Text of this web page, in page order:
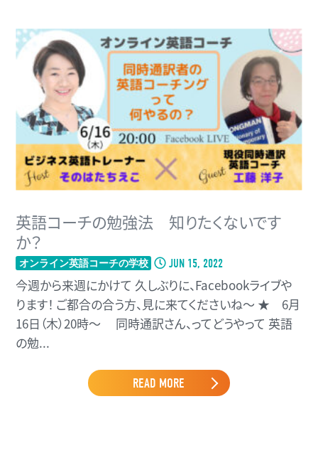
英語コーチの勉強法 知りたくないです
か？
オンライン英語コーチの学校 JUN 15, 2022
今週から来週にかけて 久しぶりに、Facebookライブや
ります！ ご都合の合う方、見に来てくださいね〜 ★ 6月
16日（木）20時〜 同時通訳さん、ってどうやって 英語
の勉...
READ MORE